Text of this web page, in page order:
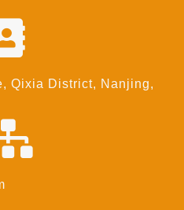
Qixia District, Nanjing,